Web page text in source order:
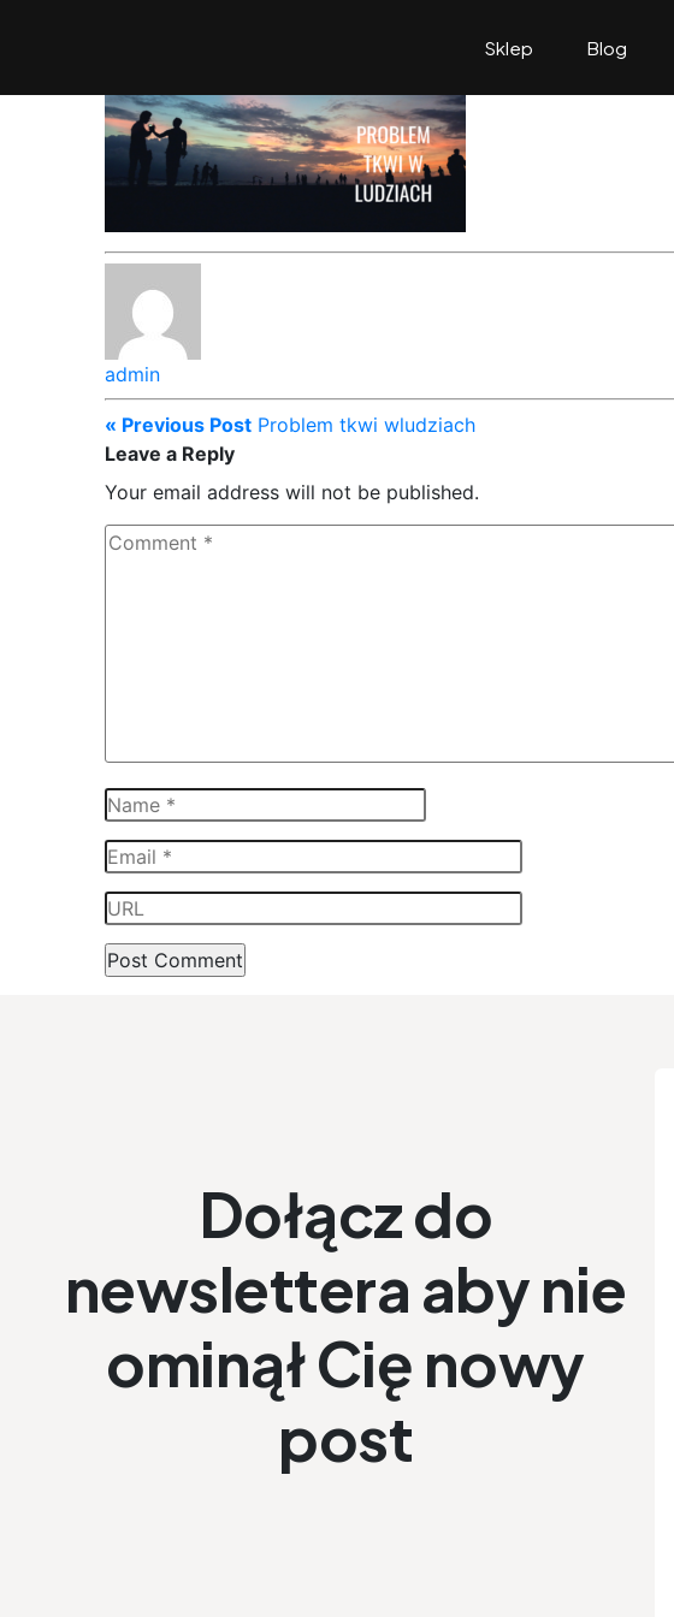
Sklep Blog
admin
« Previous Post Problem tkwi wludziach
Leave a Reply
Your email address will not be published.
Dołącz do
newslettera aby nie
ominął Cię nowy
post